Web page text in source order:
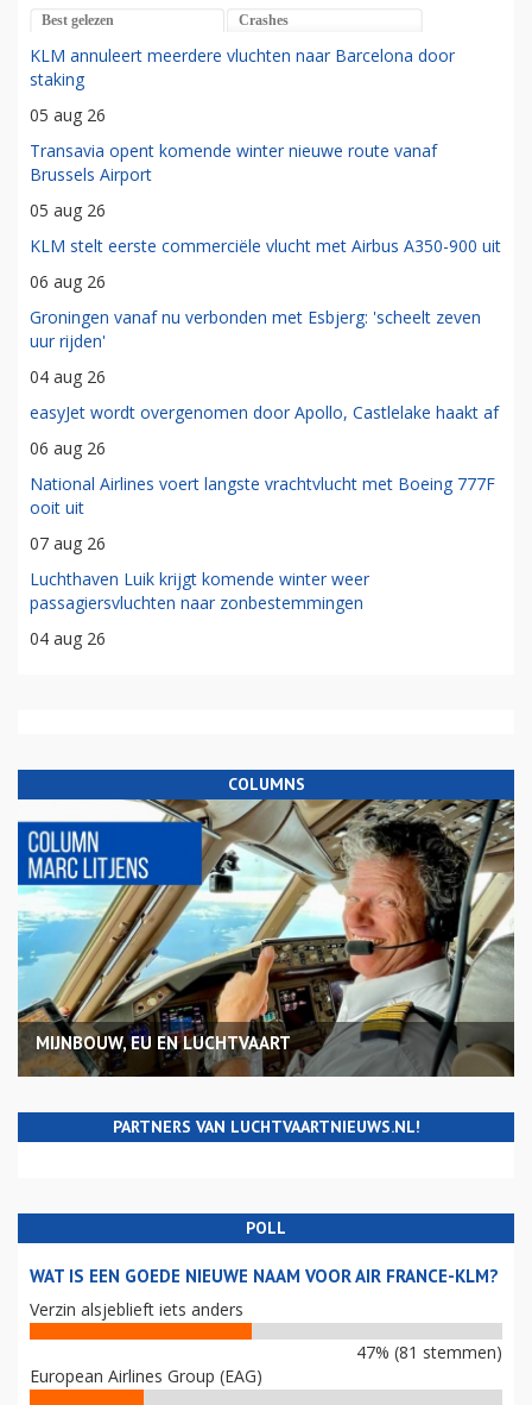
Best gelezen Crashes
KLM annuleert meerdere vluchten naar Barcelona door
staking
05 aug 26
Transavia opent komende winter nieuwe route vanaf
Brussels Airport
05 aug 26
KLM stelt eerste commerciële vlucht met Airbus A350-900 uit
06 aug 26
Groningen vanaf nu verbonden met Esbjerg: 'scheelt zeven
uur rijden'
04 aug 26
easyJet wordt overgenomen door Apollo, Castlelake haakt af
06 aug 26
National Airlines voert langste vrachtvlucht met Boeing 777F
ooit uit
07 aug 26
Luchthaven Luik krijgt komende winter weer
passagiersvluchten naar zonbestemmingen
04 aug 26
COLUMNS
MIJNBOUW, EU EN LUCHTVAART
PARTNERS VAN LUCHTVAARTNIEUWS.NL!
POLL
WAT IS EEN GOEDE NIEUWE NAAM VOOR AIR FRANCE-KLM?
Verzin alsjeblieft iets anders
47% (81 stemmen)
European Airlines Group (EAG)